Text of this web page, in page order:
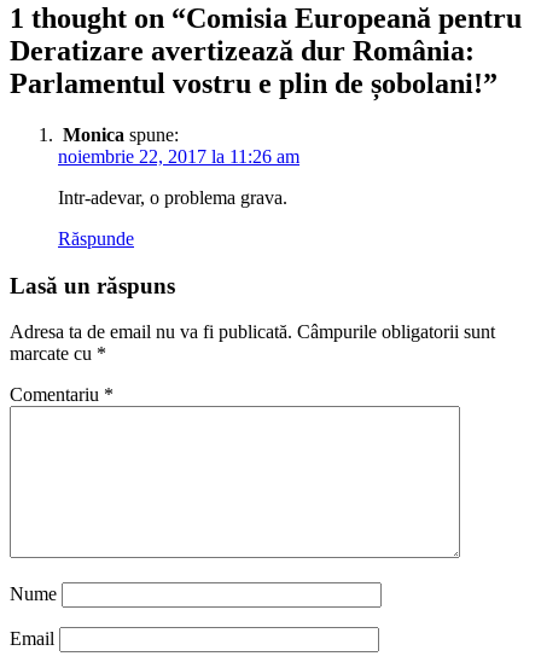
1 thought on “Comisia Europeană pentru
Deratizare avertizează dur România:
Parlamentul vostru e plin de șobolani!”
Monica spune:
noiembrie 22, 2017 la 11:26 am
Intr-adevar, o problema grava.
Răspunde
Lasă un răspuns
Adresa ta de email nu va fi publicată. Câmpurile obligatorii sunt
marcate cu *
Comentariu *
Nume
Email